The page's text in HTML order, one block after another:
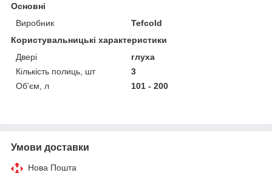
Основні
Виробник
Tefcold
Користувальницькі характеристики
Двері
глуха
Кількість полиць, шт
3
Об'єм, л
101 - 200
Умови доставки
Нова Пошта